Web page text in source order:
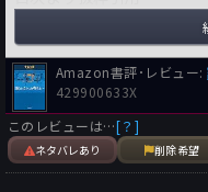
人格者の死
貧者の死
家族の死
恩讐の果て”
大震災後の仙台で起きた
Amazon書評･レビュー:
429900633X
このレビューは…[？]
ネタバレあり 削除希望